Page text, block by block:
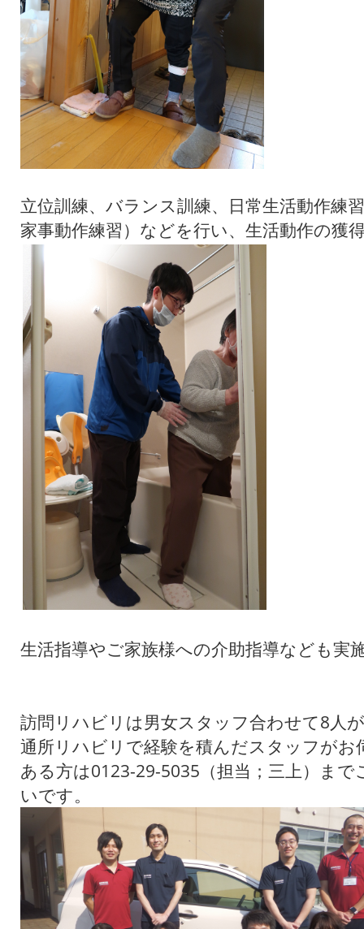
立位訓練、バランス訓練、日常生活動作練
家事動作練習）などを行い、生活動作の獲
生活指導やご家族様への介助指導なども実
訪問リハビリは男女スタッフ合わせて8人
通所リハビリで経験を積んだスタッフがお
ある方は0123-29-5035（担当；三上）ま
いです。